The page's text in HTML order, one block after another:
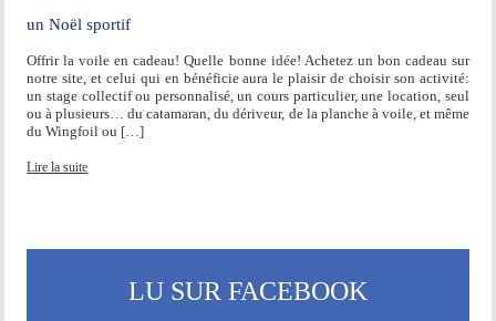
un Noël sportif
Offrir la voile en cadeau! Quelle bonne idée! Achetez un bon cadeau sur
notre site, et celui qui en bénéficie aura le plaisir de choisir son activité:
un stage collectif ou personnalisé, un cours particulier, une location, seul
ou à plusieurs… du catamaran, du dériveur, de la planche à voile, et même
du Wingfoil ou […]
Lire la suite
LU SUR FACEBOOK